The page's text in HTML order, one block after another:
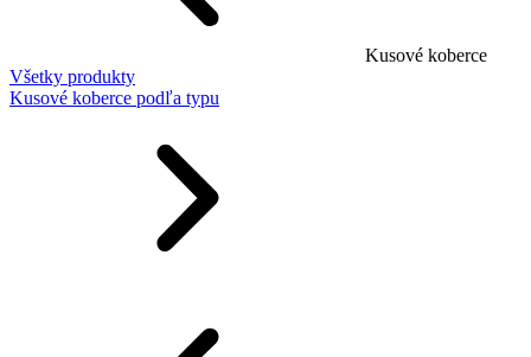
Kusové koberce
Všetky produkty
Kusové koberce podľa typu